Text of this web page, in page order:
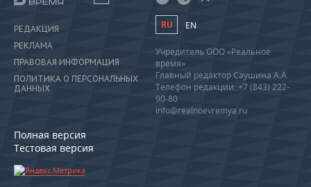
РЕДАКЦИЯ
РЕКЛАМА
ПРАВОВАЯ ИНФОРМАЦИЯ
ПОЛИТИКА О ПЕРСОНАЛЬНЫХ
ДАННЫХ
Полная версия
Тестовая версия
RU EN
Учредитель ООО «Реальное
время»
Главный редактор Саушина А.А.
Телефон редакции: +7 (843) 222-
90-80
info@realnoevremya.ru